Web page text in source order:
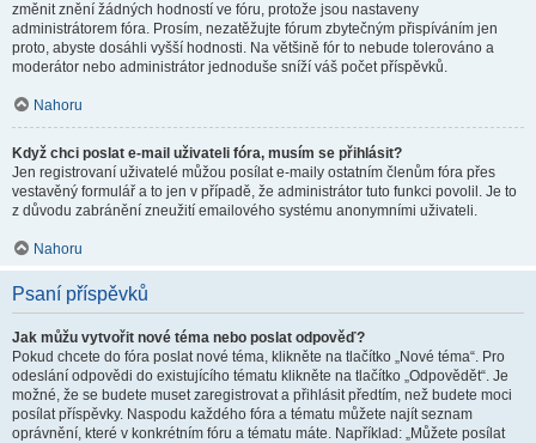
změnit znění žádných hodností ve fóru, protože jsou nastaveny
administrátorem fóra. Prosím, nezatěžujte fórum zbytečným přispíváním jen
proto, abyste dosáhli vyšší hodnosti. Na většině fór to nebude tolerováno a
moderátor nebo administrátor jednoduše sníží váš počet příspěvků.
Nahoru
Když chci poslat e-mail uživateli fóra, musím se přihlásit?
Jen registrovaní uživatelé můžou posílat e-maily ostatním členům fóra přes
vestavěný formulář a to jen v případě, že administrátor tuto funkci povolil. Je to
z důvodu zabránění zneužití emailového systému anonymními uživateli.
Nahoru
Psaní příspěvků
Jak můžu vytvořit nové téma nebo poslat odpověď?
Pokud chcete do fóra poslat nové téma, klikněte na tlačítko „Nové téma“. Pro
odeslání odpovědi do existujícího tématu klikněte na tlačítko „Odpovědět“. Je
možné, že se budete muset zaregistrovat a přihlásit předtím, než budete moci
posílat příspěvky. Naspodu každého fóra a tématu můžete najít seznam
oprávnění, které v konkrétním fóru a tématu máte. Například: „Můžete posílat